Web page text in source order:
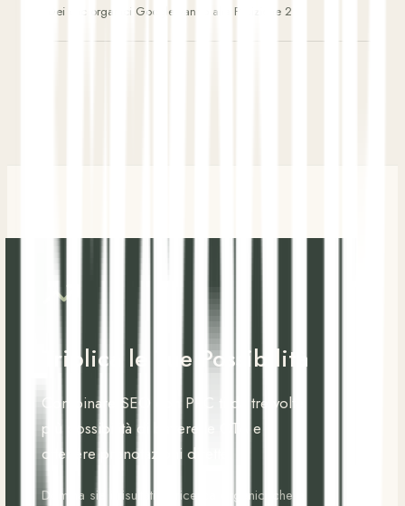
Dei clic organici Google vanno alla Posizione 2
Triplica le Tue Possibilità
Combinare SEO con PPC ti dà tre volte
più possibilità di battere le OTA e
ottenere prenotazioni dirette.
Domina sia i risultati di ricerca organici che a